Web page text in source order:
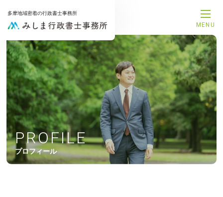
多摩地域密着の行政書士事務所
MENU
PROFILE
プロフィール
トップページ
事務所案内
代表プロフィール
サービス一覧
解決事例
お知らせ
お問合せ
サービスメニュー
補助金申請サポート